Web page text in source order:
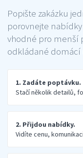
Popište zakázku
porovnejte
vhodné pro menší
odkládané domácí
1. Zadáte poptávku.
Stačí několik detailů,
2. Přijdou nabídky.
Vidíte cenu,